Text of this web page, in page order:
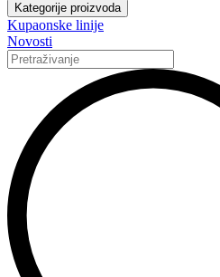
Kategorije proizvoda
Kupaonske linije
Novosti